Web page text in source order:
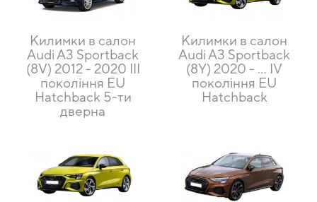
Килимки в салон
Audi A3 Sportback
(8V) 2012 - 2020 III
покоління EU
Hatchback 5-ти
дверна
Килимки в салон
Audi A3 Sportback
(8Y) 2020 - ... IV
покоління EU
Hatchback